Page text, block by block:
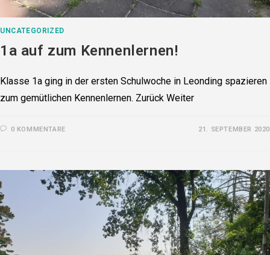
UNCATEGORIZED
1a auf zum Kennenlernen!
Klasse 1a ging in der ersten Schulwoche in Leonding spazieren
zum gemütlichen Kennenlernen. Zurück Weiter
0 KOMMENTARE 21. SEPTEMBER 2020